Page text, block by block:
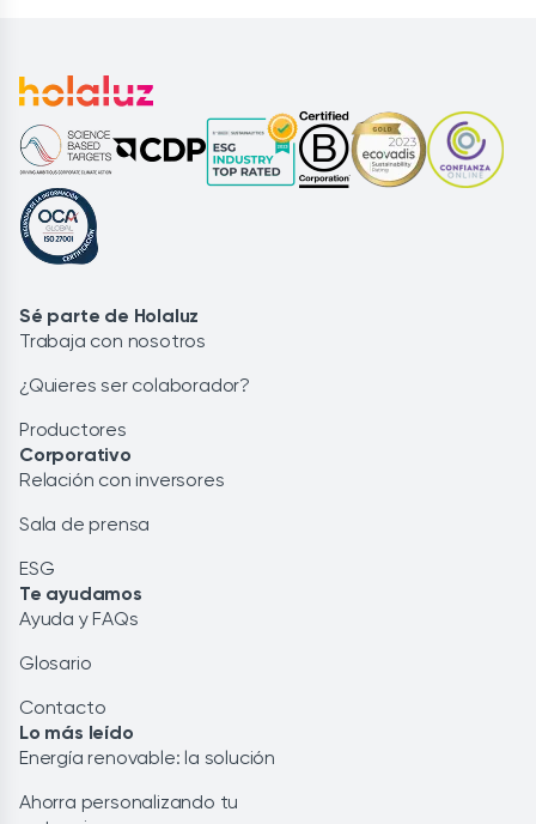
Sé parte de Holaluz
Trabaja con nosotros
¿Quieres ser colaborador?
Productores
Corporativo
Relación con inversores
Sala de prensa
ESG
Te ayudamos
Ayuda y FAQs
Glosario
Contacto
Lo más leído
Energía renovable: la solución
Ahorra personalizando tu